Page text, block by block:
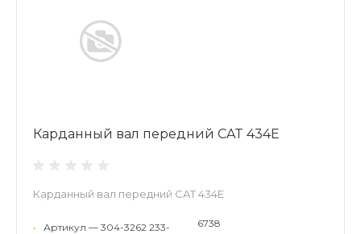
Карданный вал передний CAT 434E
Карданный вал передний CAT 434E
• Артикул — 304-3262 233- 6738